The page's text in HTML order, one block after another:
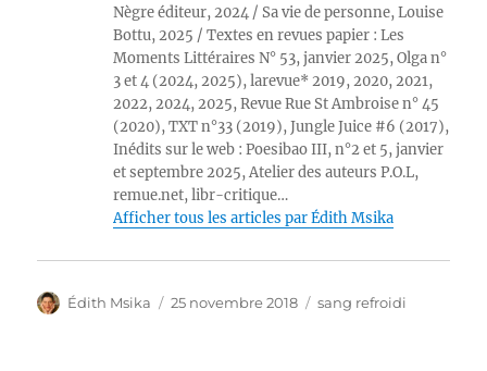
Nègre éditeur, 2024 / Sa vie de personne, Louise
Bottu, 2025 / Textes en revues papier : Les
Moments Littéraires N° 53, janvier 2025, Olga n°
3 et 4 (2024, 2025), larevue* 2019, 2020, 2021,
2022, 2024, 2025, Revue Rue St Ambroise n° 45
(2020), TXT n°33 (2019), Jungle Juice #6 (2017),
Inédits sur le web : Poesibao III, n°2 et 5, janvier
et septembre 2025, Atelier des auteurs P.O.L,
remue.net, libr-critique…
Afficher tous les articles par Édith Msika
Auteur
Édith Msika
Publié
25 novembre 2018 Catégories
sang refroidi